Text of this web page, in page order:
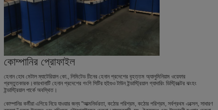
কোম্পানির প্রোফাইল
হেনান হোব মেটাল ম্যাটেরিয়াল কো., লিমিটেড চীনের হেনান প্রদেশের বৃহত্তম অ্যালুমিনিয়াম ওয়েফার
প্রস্তুতকারক।কারখানাটি হেনান প্রদেশের গংগি সিটির হুইগুও টাউন ইন্ডাস্ট্রিয়াল গ্যাদারিং ডিস্ট্রিক্টের ঝংহং
ইন্ডাস্ট্রিয়াল পার্কে অবস্থিত।
কোম্পানির কর্মীরা এগিয়ে নিয়ে যাওয়ার জন্য "আত্মনির্ভরতা, কঠোর পরিশ্রম, কঠোর পরিশ্রম, সর্বপ্রথম এক্সেল, সাধারণ